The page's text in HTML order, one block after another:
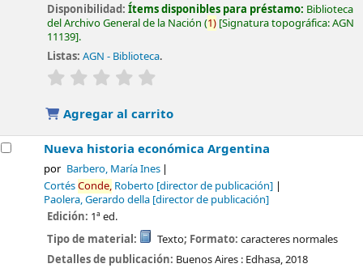
Disponibilidad:Ítems disponibles para préstamo: Biblioteca
del Archivo General de la Nación (1) Signatura topográfica:AGN
11139 .
Listas: AGN - Biblioteca.
valoración
Agregar al carrito
Nueva historia económica Argentina
por Barbero, María Ines
CortésConde, Roberto [director de publicación]
Paolera, Gerardo della [director de publicación]
Edición: 1ª ed.
Tipo de material:
Texto; Formato: caracteres normales
Detalles de publicación: Buenos Aires : Edhasa,2018